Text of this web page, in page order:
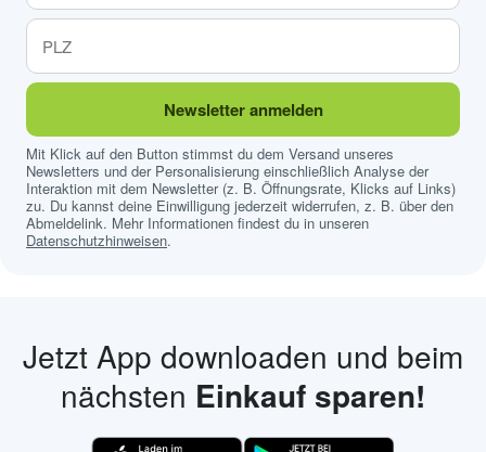
Newsletter anmelden
Mit Klick auf den Button stimmst du dem Versand unseres
Newsletters und der Personalisierung einschließlich Analyse der
Interaktion mit dem Newsletter (z. B. Öffnungsrate, Klicks auf Links)
zu. Du kannst deine Einwilligung jederzeit widerrufen, z. B. über den
Abmeldelink. Mehr Informationen findest du in unseren
Datenschutzhinweisen.
Jetzt App downloaden und beim
nächsten Einkauf sparen!